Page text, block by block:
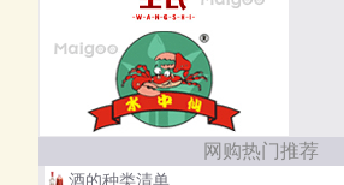
网购热门推荐
酒的种类清单